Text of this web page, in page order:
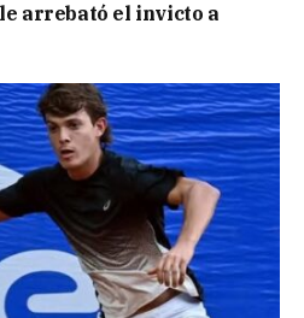
arrebató el invicto a